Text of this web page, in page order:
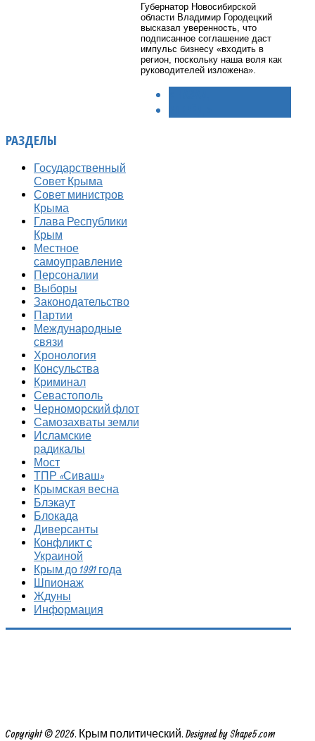
Губернатор Новосибирской
области Владимир Городецкий
высказал уверенность, что
подписанное соглашение даст
импульс бизнесу «входить в
регион, поскольку наша воля как
руководителей изложена».
РАЗДЕЛЫ
Государственный
Совет Крыма
Совет министров
Крыма
Глава Республики
Крым
Местное
самоуправление
Персоналии
Выборы
Законодательство
Партии
Международные
связи
Хронология
Консульства
Криминал
Севастополь
Черноморский флот
Самозахваты земли
Исламские
радикалы
Мост
ТПР «Сиваш»
Крымская весна
Блэкаут
Блокада
Диверсанты
Конфликт с
Украиной
Крым до 1991 года
Шпионаж
Ждуны
Информация
Copyright © 2026. Крым политический. Designed by Shape5.com